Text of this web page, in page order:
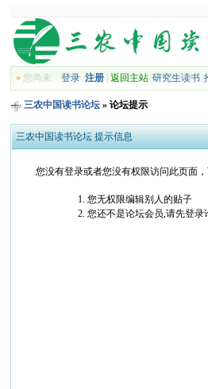
» 您尚未登录 注册 |返回主站 |研究生读书 |
三农中国读书论坛 » 论坛提示
三农中国读书论坛 提示信息
您没有登录或者您没有权限访问此页面
您无权限编辑别人的贴子
您还不是论坛会员,请先登录